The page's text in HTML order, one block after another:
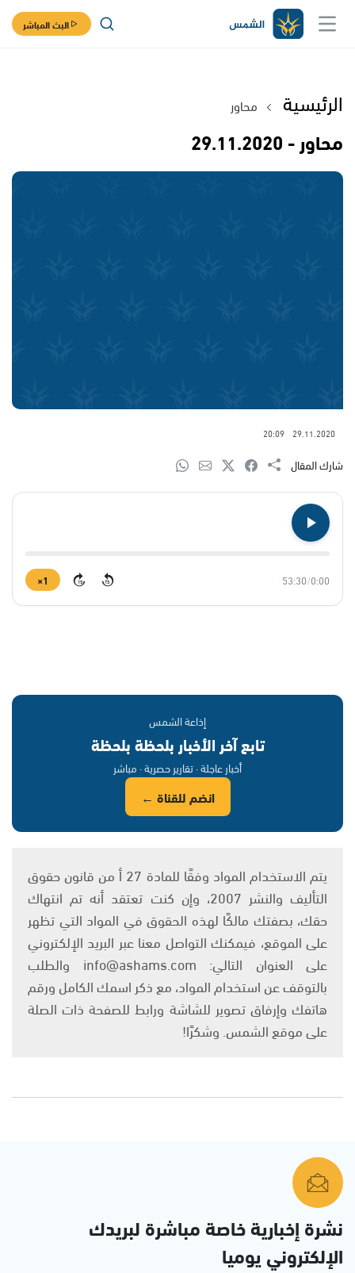
البث المباشر
الرئيسية محاور
محاور - 29.11.2020
29.11.2020
20:09
شارك المقال
0:00
/
53:30
15
15
1×
إذاعة الشمس
تابع آخر الأخبار بلحظة بلحظة
أخبار عاجلة · تقارير حصرية · مباشر
انضم للقناة ←
يتم الاستخدام المواد وفقًا للمادة 27 أ من قانون حقوق
التأليف والنشر 2007، وإن كنت تعتقد أنه تم انتهاك
حقك، بصفتك مالكًا لهذه الحقوق في المواد التي تظهر
على الموقع، فيمكنك التواصل معنا عبر البريد الإلكتروني
على العنوان التالي: info@ashams.com والطلب
بالتوقف عن استخدام المواد، مع ذكر اسمك الكامل ورقم
هاتفك وإرفاق تصوير للشاشة ورابط للصفحة ذات الصلة
على موقع الشمس. وشكرًا!
نشرة إخبارية خاصة مباشرة لبريدك
الإلكتروني يوميا